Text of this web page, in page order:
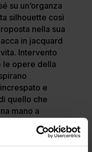
su un’organza
silhouette così
nella sua
in jacquard
Intervento
le opere della
e
quello che
mano a
si accumulano
che